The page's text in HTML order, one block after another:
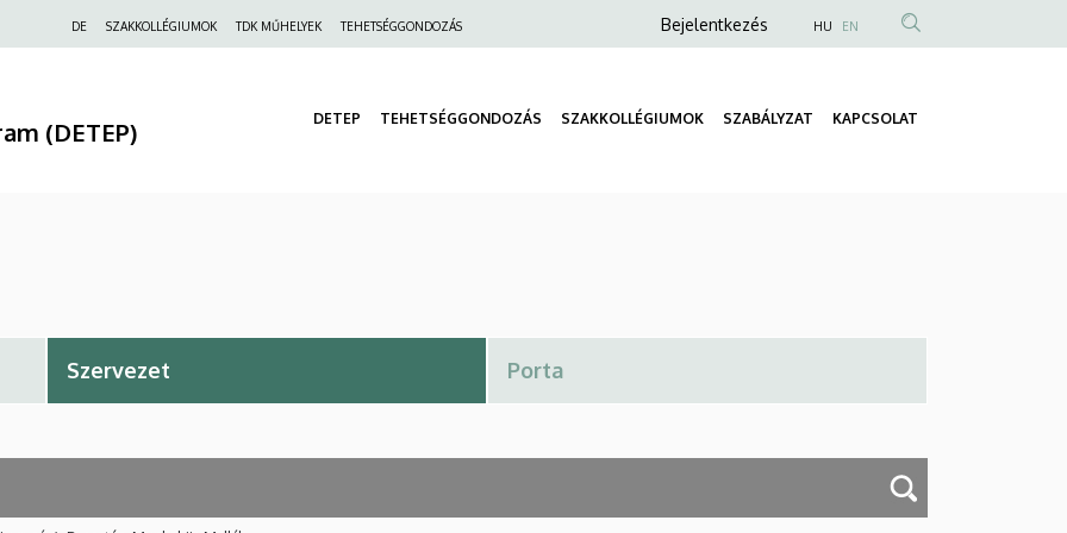
Felső
DE SZAKKOLLÉGIUMOK TDK MŰHELYEK TEHETSÉGGONDOZÁS
Anonim
menüje
Bejelentkezés HU EN
(DETEP) DETEP TEHETSÉGGONDOZÁS SZAKKOLLÉGIUMOK SZABÁLYZAT KAPCSOLAT